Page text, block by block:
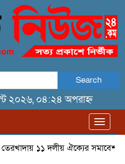
Search
২০২৬, ০৪:২৪ অপরাহ্ন
১১ দলীয় ঐক্যের সমাবেশ ও গণ